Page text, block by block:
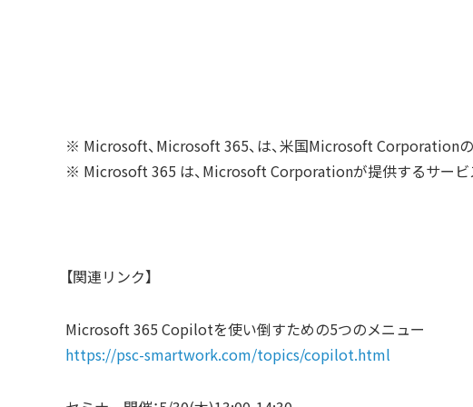
※ Microsoft、Microsoft 365、は、米国Microsoft Corporation
※ Microsoft 365 は、Microsoft Corporationが提供するサービ
【関連リンク】
Microsoft 365 Copilotを使い倒すための5つのメニュー
https://psc-smartwork.com/topics/copilot.html